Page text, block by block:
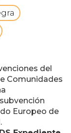
del
Comunidades
Europeo de